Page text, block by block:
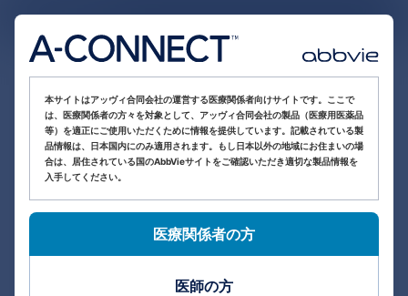
本サイトはアッヴィ合同会社の運営する医療関係者向けサイトです。ここで
は、医療関係者の方々を対象として、アッヴィ合同会社の製品（医療用医薬品
等）を適正にご使用いただくために情報を提供しています。記載されている製
品情報は、日本国内にのみ適用されます。もし日本以外の地域にお住まいの場
合は、居住されている国のAbbVieサイトをご確認いただき適切な製品情報を
入手してください。
医療関係者の方
医師の方